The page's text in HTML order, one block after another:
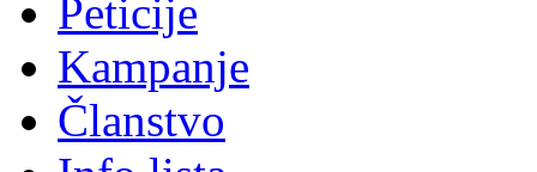
Peticije
Kampanje
Članstvo